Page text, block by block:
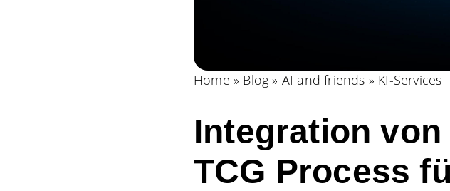
Home » Blog » AI and friends » KI-Services
Integration
TCG Process